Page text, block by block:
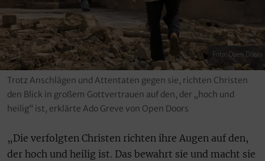
Foto: Open Doors
Trotz Anschlägen und Attentaten gegen sie, richten Christen
den Blick in großem Gottvertrauen auf den, der „hoch und
heilig“ ist, erklärte Ado Greve von Open Doors
„Die verfolgten Christen richten ihre Augen auf den,
der hoch und heilig ist. Das bewahrt sie und macht sie